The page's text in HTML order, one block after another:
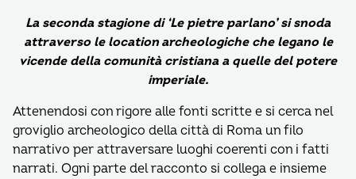
La seconda stagione di ‘Le pietre parlano’ si snoda
attraverso le location archeologiche che legano le
vicende della comunità cristiana a quelle del potere
imperiale.
Attenendosi con rigore alle fonti scritte e si cerca nel
groviglio archeologico della città di Roma un filo
narrativo per attraversare luoghi coerenti con i fatti
narrati. Ogni parte del racconto si collega e insieme